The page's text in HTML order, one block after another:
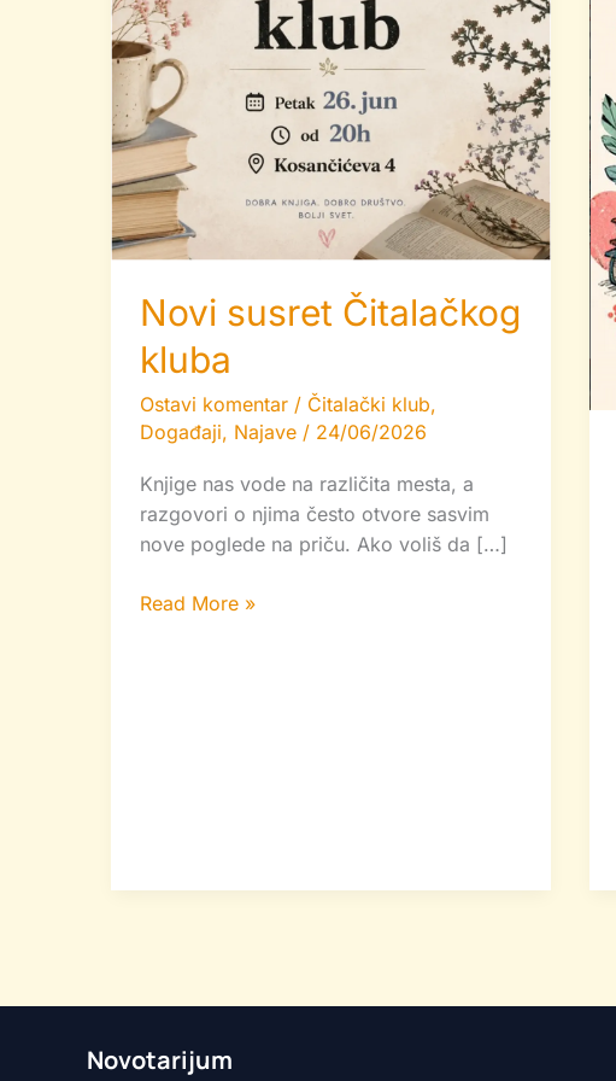
Novi susret Čitalačkog
kluba
Ostavi komentar / Čitalački klub,
Događaji, Najave / 24/06/2026
Knjige nas vode na različita mesta, a
razgovori o njima često otvore sasvim
nove poglede na priču. Ako voliš da […]
Read More »
Novotarijum